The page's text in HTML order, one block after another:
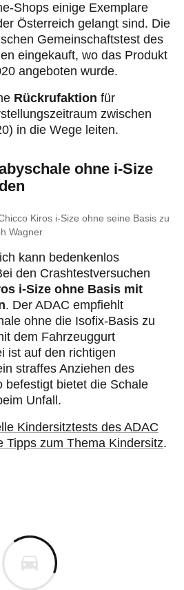
Shops einige Exemplare
Österreich gelangt sind. Die
Gemeinschaftstest des
eingekauft, wo das Produkt
angeboten wurde.
Rückrufaktion für
zwischen
in die Wege leiten.
ohne i-Size
Kiros i-Size ohne seine Basis zu
Wagner
kann bedenkenlos
den Crashtestversuchen
i-Size ohne Basis mit
. Der ADAC empfiehlt
ohne die Isofix-Basis zu
dem Fahrzeuggurt
ist auf den richtigen
straffes Anziehen des
befestigt bietet die Schale
Unfall.
Kindersitztests des ADAC
Tipps zum Thema Kindersitz.